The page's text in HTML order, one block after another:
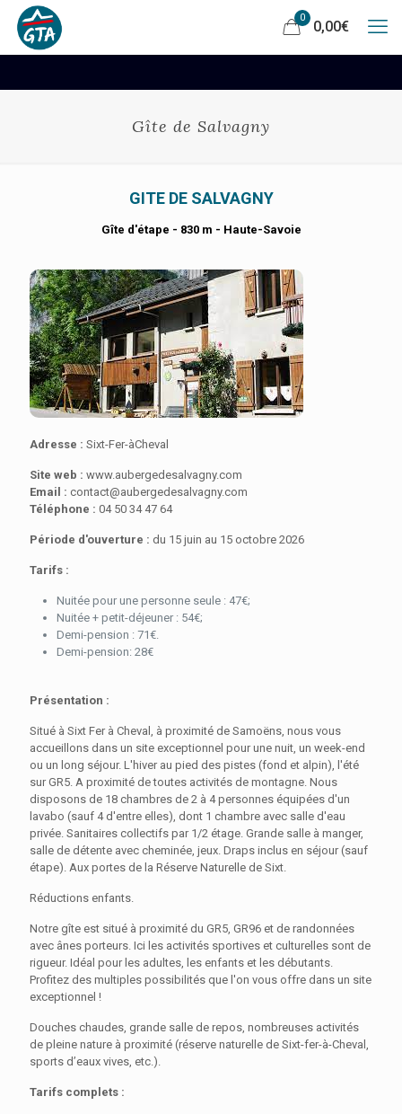
0
0,00€
Gîte de Salvagny
GITE DE SALVAGNY
Gîte d'étape - 830 m - Haute-Savoie
Adresse : Sixt-Fer-àCheval
Site web : www.aubergedesalvagny.com
Email : contact@aubergedesalvagny.com
Téléphone : 04 50 34 47 64
Période d'ouverture : du 15 juin au 15 octobre 2026
Tarifs :
Nuitée pour une personne seule : 47€;
Nuitée + petit-déjeuner : 54€;
Demi-pension : 71€.
Demi-pension: 28€
Présentation :
Situé à Sixt Fer à Cheval, à proximité de Samoëns, nous vous
accueillons dans un site exceptionnel pour une nuit, un week-end
ou un long séjour. L'hiver au pied des pistes (fond et alpin), l'été
sur GR5. A proximité de toutes activités de montagne. Nous
disposons de 18 chambres de 2 à 4 personnes équipées d'un
lavabo (sauf 4 d'entre elles), dont 1 chambre avec salle d'eau
privée. Sanitaires collectifs par 1/2 étage. Grande salle à manger,
salle de détente avec cheminée, jeux. Draps inclus en séjour (sauf
étape). Aux portes de la Réserve Naturelle de Sixt.
Réductions enfants.
Notre gîte est situé à proximité du GR5, GR96 et de randonnées
avec ânes porteurs. Ici les activités sportives et culturelles sont de
rigueur. Idéal pour les adultes, les enfants et les débutants.
Profitez des multiples possibilités que l'on vous offre dans un site
exceptionnel !
Douches chaudes, grande salle de repos, nombreuses activités
de pleine nature à proximité (réserve naturelle de Sixt-fer-à-Cheval,
sports d’eaux vives, etc.).
Tarifs complets :